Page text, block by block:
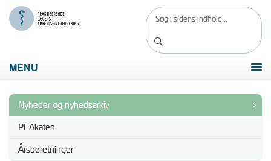
MENU
Nyheder og nyhedsarkiv
PLAkaten
Årsberetninger